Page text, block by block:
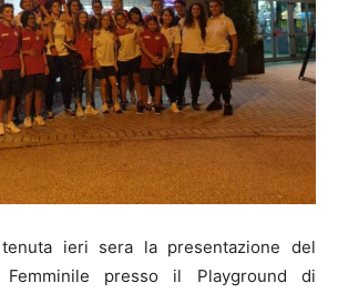
ieri sera la presentazione del
Femminile presso il Playground di